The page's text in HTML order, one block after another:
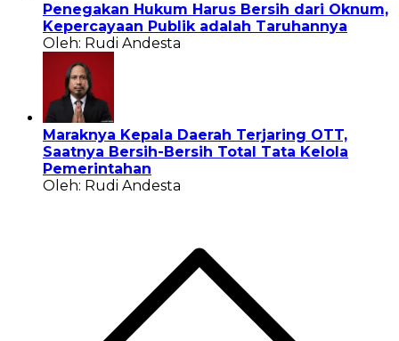
Penegakan Hukum Harus Bersih dari Oknum,
Kepercayaan Publik adalah Taruhannya
Oleh: Rudi Andesta
Maraknya Kepala Daerah Terjaring OTT,
Saatnya Bersih-Bersih Total Tata Kelola
Pemerintahan
Oleh: Rudi Andesta